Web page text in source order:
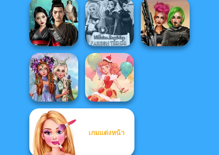
School
Popularity
Challenge
Star Wars Avatar
Creator
Alice and
Friends:
Enchanted W...
Samurai Spirit
Legacy of Honor
Villains Inspiring
Fashion Tre...
Princesses
Fantasy
Makeover
เกมแต่งหน้า